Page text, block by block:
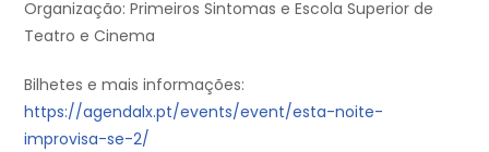
Organização: Primeiros Sintomas e Escola Superior de
Teatro e Cinema
Bilhetes e mais informações:
https://agendalx.pt/events/event/esta-noite-
improvisa-se-2/